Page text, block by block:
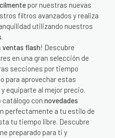
por nuestras nuevas
filtros avanzados y realiza
utilizando nuestros
.
ventas flash! Descubre
en una gran selección de
secciones por tiempo
para aprovechar estas
equiparte al mejor precio.
catálogo con novedades
perfectamente a tu estilo de
tu tiempo libre. Descubre
preparado para ti y